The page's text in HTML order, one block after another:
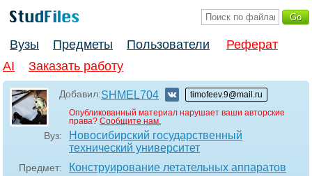
Вузы Предметы Пользователи
Реферат
AI
Заказать работу
Добавил:SHMEL704
timofeev.9@mail.ru
Опубликованный материал нарушает ваши авторские
права? Сообщите нам.
Вуз:
Новосибирский государственный
технический университет
Предмет: Конструирование летательных аппаратов